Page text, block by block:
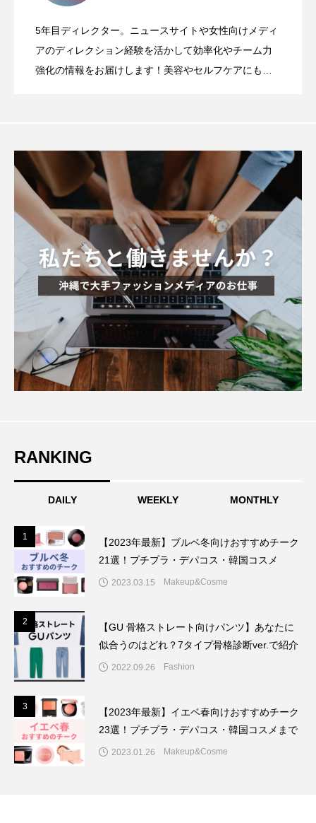
5年目ディレクター。ニュースサイトや女性向けメディ
アのディレクション経験を活かして効率化やチーム力
強化の情報をお届けします！美容やセルフケアにも関
RANKING
DAILY WEEKLY MONTHLY
1
【2023年最新】ブルベ冬向けおすすめチーク
21選！プチプラ・デパコス・韓国コスメ
2023.03.15 Makeup&Cosme
2
【GU 骨格ストレート向けパンツ】あなたに
似合うのはどれ？7タイプ骨格診断ver.で紹介
2022.09.26 Fashion
3
【2023年最新】イエベ春向けおすすめチーク
23選！プチプラ・デパコス・韓国コスメまで
2023.01.26 Makeup&Cosme